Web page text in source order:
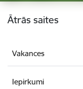
Kājene
Ātrās saites
Vakances
Iepirkumi